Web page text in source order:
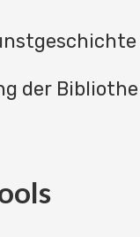
der